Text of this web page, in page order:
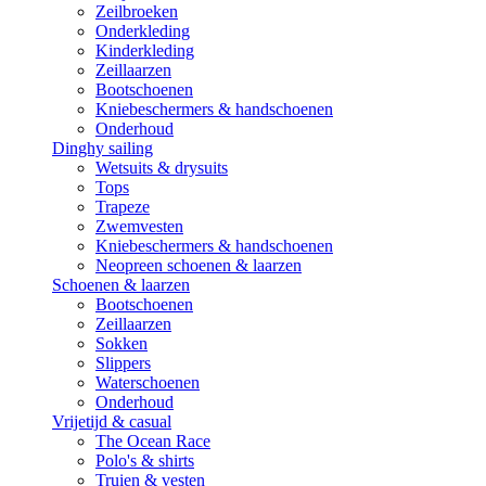
Zeilbroeken
Onderkleding
Kinderkleding
Zeillaarzen
Bootschoenen
Kniebeschermers & handschoenen
Onderhoud
Dinghy sailing
Wetsuits & drysuits
Tops
Trapeze
Zwemvesten
Kniebeschermers & handschoenen
Neopreen schoenen & laarzen
Schoenen & laarzen
Bootschoenen
Zeillaarzen
Sokken
Slippers
Waterschoenen
Onderhoud
Vrijetijd & casual
The Ocean Race
Polo's & shirts
Truien & vesten